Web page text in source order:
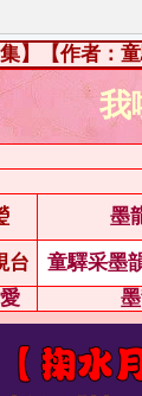
集】【作者：
我
墨
台 童驛采墨